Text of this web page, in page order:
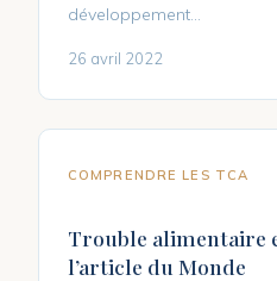
développement...
26 avril 2022
COMPRENDRE LES TCA
Trouble alimentaire
l’article du Monde